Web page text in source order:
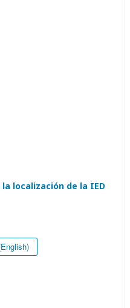
localización de la IED